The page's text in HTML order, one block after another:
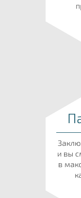
и вы
в